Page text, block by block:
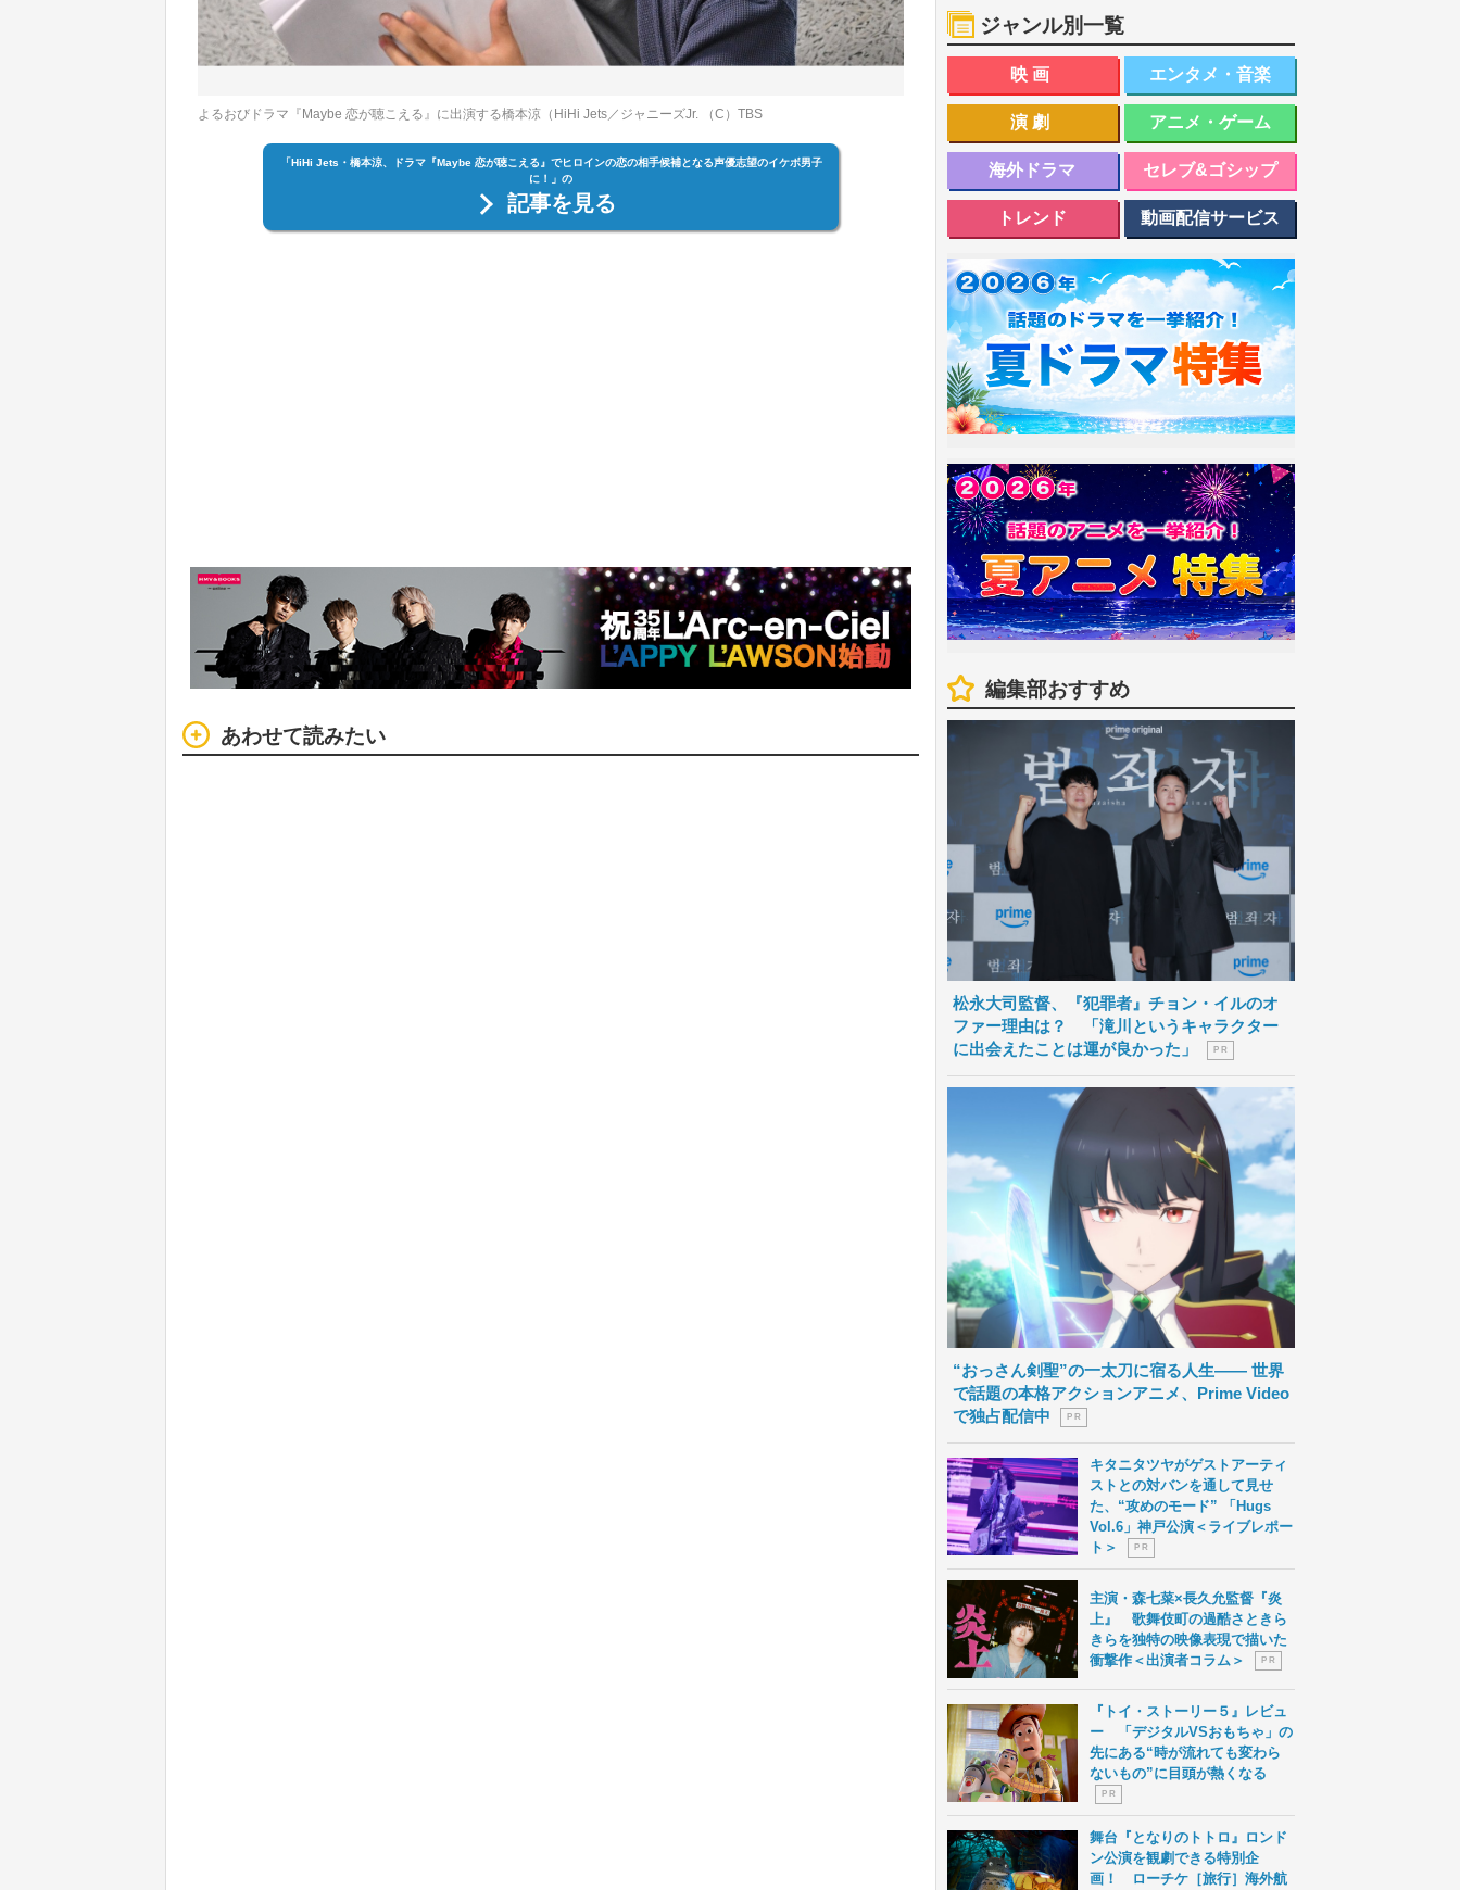
よるおびドラマ『Maybe 恋が聴こえる』に出演する橋本涼（HiHi Jets／ジャニーズJr. （C）TBS
「HiHi Jets・橋本涼、ドラマ『Maybe 恋が聴こえる』でヒロインの恋の相手候補となる声優志望のイケボ男子
に！」の
記事を見る
あわせて読みたい
ジャンル別一覧
映画 エンタメ・音楽
演劇 アニメ・ゲーム
海外ドラマ セレブ&ゴシップ
トレンド 動画配信サービス
編集部おすすめ
松永大司監督、『犯罪者』チョン・イルのオ
ファー理由は？ 「滝川というキャラクター
に出会えたことは運が良かった」
P R
“おっさん剣聖”の一太刀に宿る人生―― 世界
で話題の本格アクションアニメ、Prime Video
で独占配信中
P R
キタニタツヤがゲストアーティ
ストとの対バンを通して見せ
た、“攻めのモード” 「Hugs
Vol.6」神戸公演＜ライブレポー
ト＞
P R
主演・森七菜×長久允監督『炎
上』 歌舞伎町の過酷さときら
きらを独特の映像表現で描いた
衝撃作＜出演者コラム＞
P R
『トイ・ストーリー５』レビュ
ー 「デジタルVSおもちゃ」の
先にある“時が流れても変わら
ないもの”に目頭が熱くなる
P R
舞台『となりのトトロ』ロンド
ン公演を観劇できる特別企
画！ ローチケ［旅行］海外航